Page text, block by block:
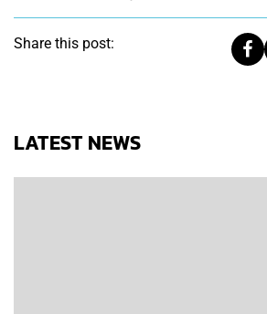
Share this post:
LATEST NEWS